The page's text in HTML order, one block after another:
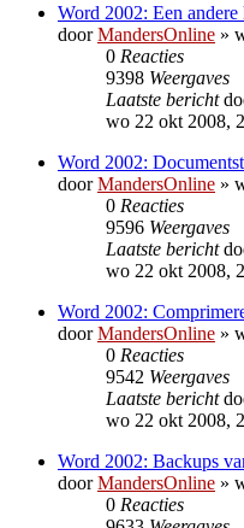
Word 2002: Een
doorMandersOnline »
0 Reacties
9398 Weergaves
Laatste bericht
wo 22 okt 2008,
Word 2002:
doorMandersOnline »
0 Reacties
9596 Weergaves
Laatste bericht
wo 22 okt 2008,
Word 2002:
doorMandersOnline »
0 Reacties
9542 Weergaves
Laatste bericht
wo 22 okt 2008,
Word 2002: Backups
doorMandersOnline »
0 Reacties